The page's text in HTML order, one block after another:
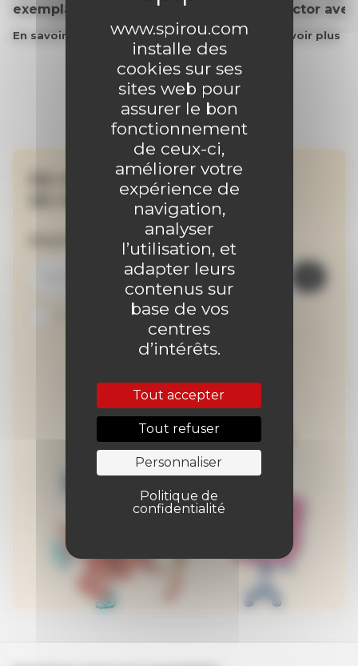
www.spirou.com
installe des
cookies sur ses
sites web pour
assurer le bon
fonctionnement
de ceux-ci,
améliorer votre
expérience de
navigation,
analyser
l’utilisation, et
adapter leurs
contenus sur
base de vos
centres
d’intérêts.
Tout accepter
Tout refuser
Personnaliser
Politique de
confidentialité
exemplaire du journal !
En savoir plus
collector
En savoir plus
Ne manquez aucune
de nos actualités !
Inscrivez-vous à la newsletter
Je suis abonné au site